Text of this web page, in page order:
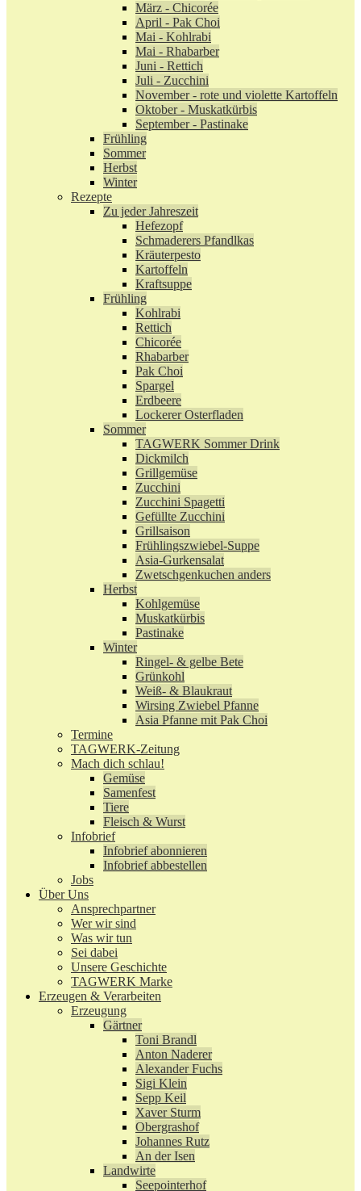
März - Chicorée
April - Pak Choi
Mai - Kohlrabi
Mai - Rhabarber
Juni - Rettich
Juli - Zucchini
November - rote und violette Kartoffeln
Oktober - Muskatkürbis
September - Pastinake
Frühling
Sommer
Herbst
Winter
Rezepte
Zu jeder Jahreszeit
Hefezopf
Schmaderers Pfandlkas
Kräuterpesto
Kartoffeln
Kraftsuppe
Frühling
Kohlrabi
Rettich
Chicorée
Rhabarber
Pak Choi
Spargel
Erdbeere
Lockerer Osterfladen
Sommer
TAGWERK Sommer Drink
Dickmilch
Grillgemüse
Zucchini
Zucchini Spagetti
Gefüllte Zucchini
Grillsaison
Frühlingszwiebel-Suppe
Asia-Gurkensalat
Zwetschgenkuchen anders
Herbst
Kohlgemüse
Muskatkürbis
Pastinake
Winter
Ringel- & gelbe Bete
Grünkohl
Weiß- & Blaukraut
Wirsing Zwiebel Pfanne
Asia Pfanne mit Pak Choi
Termine
TAGWERK-Zeitung
Mach dich schlau!
Gemüse
Samenfest
Tiere
Fleisch & Wurst
Infobrief
Infobrief abonnieren
Infobrief abbestellen
Jobs
Über Uns
Ansprechpartner
Wer wir sind
Was wir tun
Sei dabei
Unsere Geschichte
TAGWERK Marke
Erzeugen & Verarbeiten
Erzeugung
Gärtner
Toni Brandl
Anton Naderer
Alexander Fuchs
Sigi Klein
Sepp Keil
Xaver Sturm
Obergrashof
Johannes Rutz
An der Isen
Landwirte
Seepointerhof